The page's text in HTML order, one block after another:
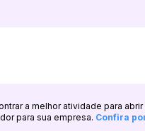
a melhor atividade para
para sua empresa. Confira